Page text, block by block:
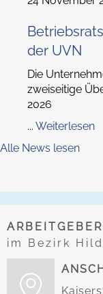
der UVN
Die
zweiseitige
2026
... Weiterlesen
Alle News lesen
im Bezirk